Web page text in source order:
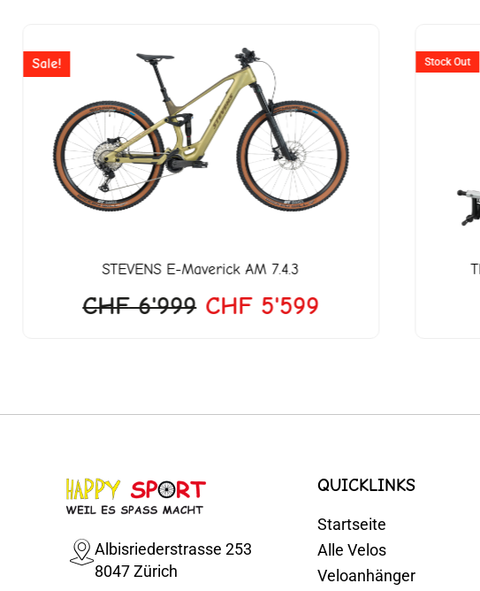
Sale!
STEVENSE-Maverick AM 7.4.3
CHF6'999
Preis
war:
CHF 6'999
CHF5'599
ist:
CHF 5'599.
Stock Out
Albisriederstrasse 253
8047 Zürich
QUICKLINKS
Startseite
Alle Velos
Veloanhänger